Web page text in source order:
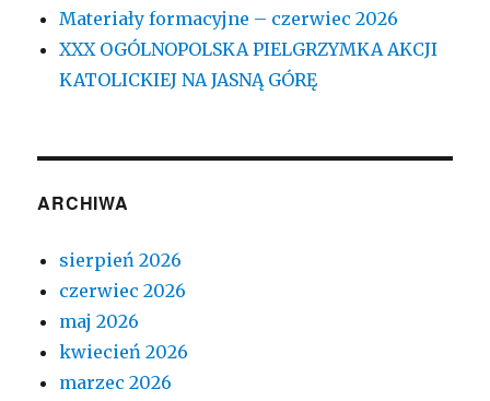
Materiały formacyjne – czerwiec 2026
XXX OGÓLNOPOLSKA PIELGRZYMKA AKCJI
KATOLICKIEJ NA JASNĄ GÓRĘ
ARCHIWA
sierpień 2026
czerwiec 2026
maj 2026
kwiecień 2026
marzec 2026